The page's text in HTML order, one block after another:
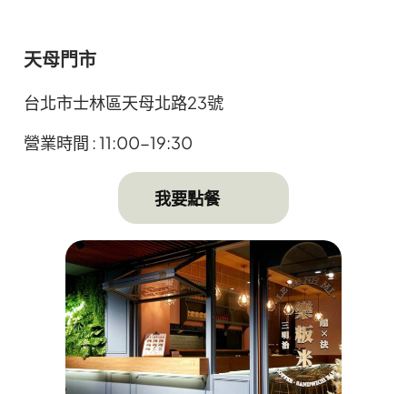
天母門市
台北市士林區天母北路23號
營業時間 : 11:00-19:30
⠀⠀我要點餐